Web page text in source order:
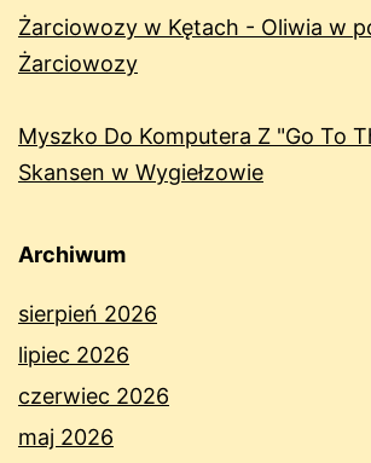
Żarciowozy w Kętach - Oliwia w
Żarciowozy
Myszko Do Komputera Z "Go To
Skansen w Wygiełzowie
Archiwum
sierpień 2026
lipiec 2026
czerwiec 2026
maj 2026